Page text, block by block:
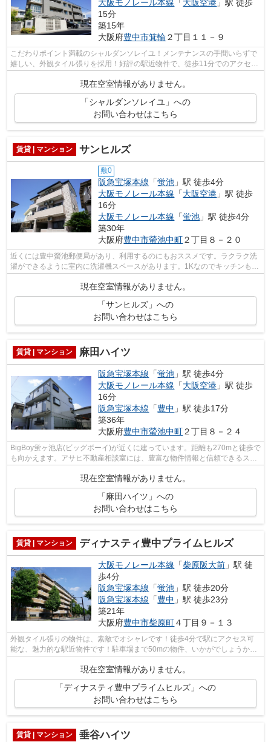
大阪モノレール本線 「 大阪空港 」駅 徒歩
15分
築15年
大阪府豊中市箕輪 ２丁目１１－９
こだわりポイント満載のシャルダンソレイユ！メンテナンスの手間いらずで
嬉しい、外観タイル張りを採用！好評の駅近物件で、徒歩11分でのアクセス
現在空室情報がありません。
「シャルダンソレイユ」への
お問い合わせはこちら
賃貸 | マンション サンヒルズ
敷0
阪急宝塚本線 「蛍池 」駅 徒歩4分
大阪モノレール本線 「大阪空港 」駅 徒歩
16分
大阪モノレール本線 「蛍池 」駅 徒歩4分
築30年
大阪府豊中市螢池中町２丁目８－２０
近くには豊中螢池郵便局があり、利用するのにもおススメです。ラクラク洗
濯ができるように室内に洗濯機スペースがあります。1Kなのでキッチンも快
現在空室情報がありません。
「サンヒルズ」への
お問い合わせはこちら
賃貸 | マンション 麻田ハイツ
阪急宝塚本線 「蛍池 」駅 徒歩4分
大阪モノレール本線 「大阪空港 」駅 徒歩
16分
阪急宝塚本線 「豊中 」駅 徒歩17分
築36年
大阪府豊中市螢池中町２丁目８－２４
BigBoy蛍ヶ池店(ビッグボーイ)が近くに建っています。距離も270mと徒歩で
も向かえます。アサヒ不動産相談室には、豊富な物件情報と信頼できるスタ
ッフが揃っています。まずは06-6845-2...
現在空室情報がありません。
「麻田ハイツ」への
お問い合わせはこちら
賃貸 | マンション ディナスティ豊中プライムヒルズ
大阪モノレール本線 「柴原阪大前 」駅 徒
歩4分
阪急宝塚本線 「蛍池 」駅 徒歩20分
阪急宝塚本線 「豊中 」駅 徒歩23分
築21年
大阪府豊中市柴原町４丁目９－１３
外観タイル張りの物件は、素敵でオシャレです！徒歩4分で駅にアクセス可
能な、魅力的な駅近物件です！駐車場まで50mの物件、いかがでしょうか！
現在空室情報がありません。
「ディナスティ豊中プライムヒルズ」への
お問い合わせはこちら
賃貸 | マンション 垂谷ハイツ